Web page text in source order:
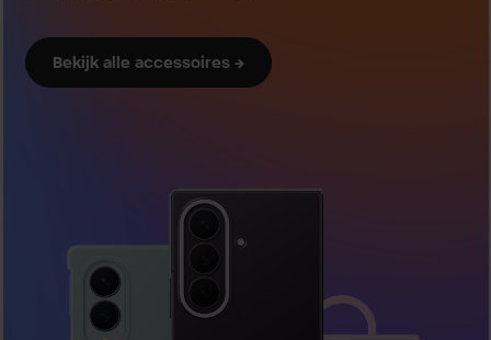
Bekijk alle accessoires →